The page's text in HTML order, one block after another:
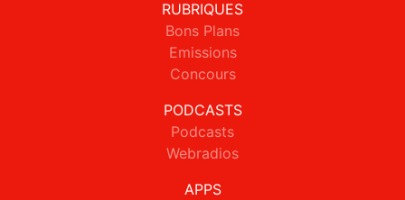
RUBRIQUES
Bons Plans
Emissions
Concours
PODCASTS
Podcasts
Webradios
APPS